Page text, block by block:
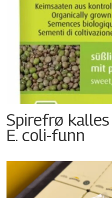
Spirefrø
E. coli-funn